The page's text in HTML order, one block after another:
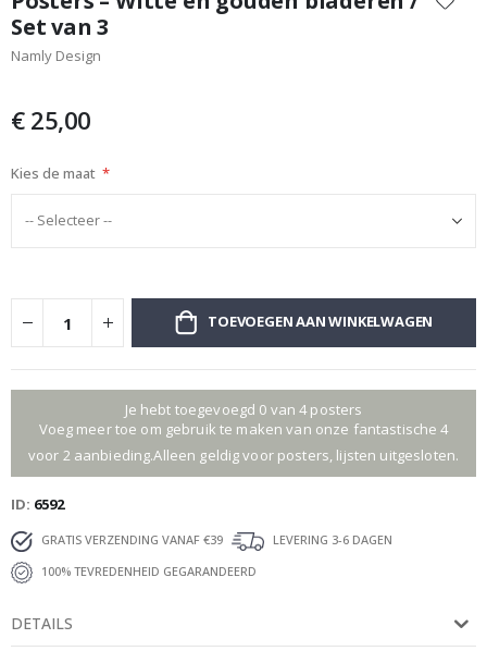
het
begin
van
gallerij
Set van 3
Namly Design
€ 25,00
Kies de maat
TOEVOEGEN AAN WINKELWAGEN
Je hebt toegevoegd 0 van 4 posters
Voeg meer toe om gebruik te maken van onze fantastische 4
voor 2 aanbieding.Alleen geldig voor posters, lijsten uitgesloten.
ID 6592
GRATIS VERZENDING VANAF €39
LEVERING 3-6 DAGEN
100% TEVREDENHEID GEGARANDEERD
DETAILS